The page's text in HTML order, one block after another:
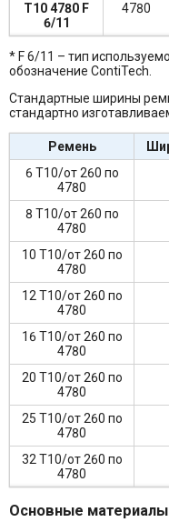
T10 4780 F
6/11
4780
* F 6/11 – тип
обозначение ContiTech.
Стандартные ширины
стандартно
Ремень
6 T10/от 260 по
4780
8 T10/от 260 по
4780
10 T10/от 260 по
4780
12 T10/от 260 по
4780
16 T10/от 260 по
4780
20 T10/от 260 по
4780
25 T10/от 260 по
4780
32 T10/от 260 по
4780
Основные